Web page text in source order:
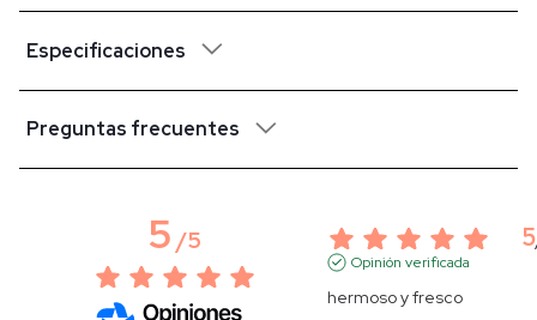
Especificaciones
Preguntas frecuentes
5/5 5
Opinión verificada
hermoso y fresco